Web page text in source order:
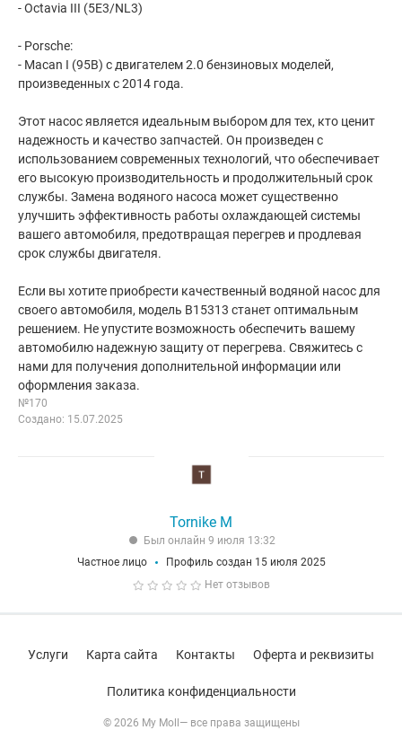
- Octavia III (5E3/NL3)
- Porsche:
- Macan I (95B) с двигателем 2.0 бензиновых моделей,
произведенных с 2014 года.
Этот насос является идеальным выбором для тех, кто ценит
надежность и качество запчастей. Он произведен с
использованием современных технологий, что обеспечивает
его высокую производительность и продолжительный срок
службы. Замена водяного насоса может существенно
улучшить эффективность работы охлаждающей системы
вашего автомобиля, предотвращая перегрев и продлевая
срок службы двигателя.
Если вы хотите приобрести качественный водяной насос для
своего автомобиля, модель B15313 станет оптимальным
решением. Не упустите возможность обеспечить вашему
автомобилю надежную защиту от перегрева. Свяжитесь с
нами для получения дополнительной информации или
оформления заказа.
№170
Создано: 15.07.2025
Tornike M
Был онлайн 9 июля 13:32
Частное лицо
Профиль создан 15 июля 2025
Нет отзывов
© 2026 My Moll— все права защищены
Услуги Карта сайта Контакты Оферта и реквизиты
Политика конфиденциальности